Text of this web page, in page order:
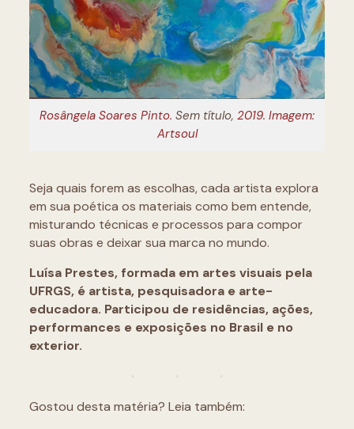
Rosângela Soares Pinto. Sem título, 2019. Imagem:
Artsoul
Seja quais forem as escolhas, cada artista explora
em sua poética os materiais como bem entende,
misturando técnicas e processos para compor
suas obras e deixar sua marca no mundo.
Luísa Prestes, formada em artes visuais pela
UFRGS, é artista, pesquisadora e arte-
educadora. Participou de residências, ações,
performances e exposições no Brasil e no
exterior.
Gostou desta matéria? Leia também: